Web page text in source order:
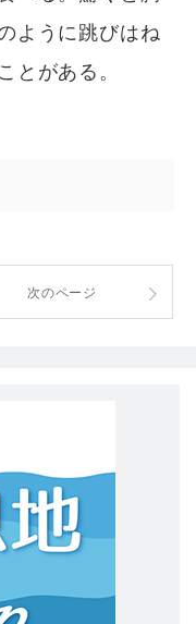
ように跳びはね
とがある。
次のページ